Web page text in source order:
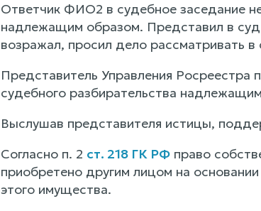
Ответчик ФИО2 в судебное заседание
надлежащим образом. Представил в суд
возражал, просил дело рассматривать в
Представитель Управления Росреестра
судебного разбирательства
Выслушав представителя истицы,
Согласно п. 2 ст. 218 ГК РФправо
приобретено другим лицом на
этого имущества.